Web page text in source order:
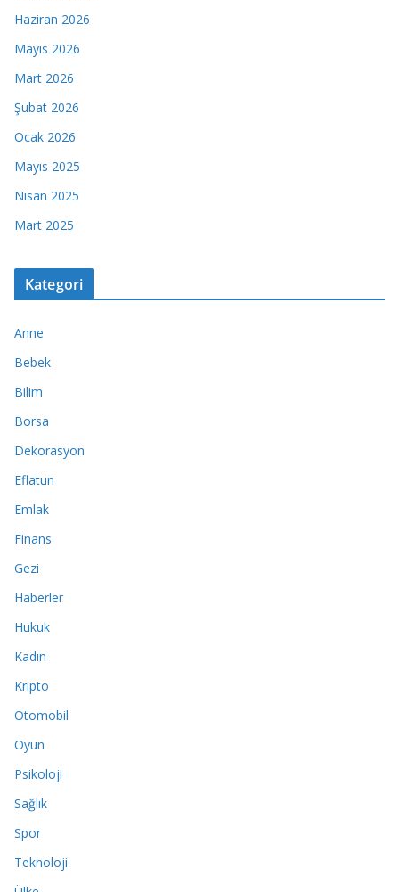
Haziran 2026
Mayıs 2026
Mart 2026
Şubat 2026
Ocak 2026
Mayıs 2025
Nisan 2025
Mart 2025
Kategori
Anne
Bebek
Bilim
Borsa
Dekorasyon
Eflatun
Emlak
Finans
Gezi
Haberler
Hukuk
Kadın
Kripto
Otomobil
Oyun
Psikoloji
Sağlık
Spor
Teknoloji